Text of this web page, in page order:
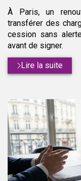
À Paris, un
transférer des
cession sans
avant de signer.
Lire la suite